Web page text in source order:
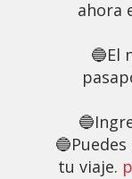
ahora
🔵El
tu viaje.